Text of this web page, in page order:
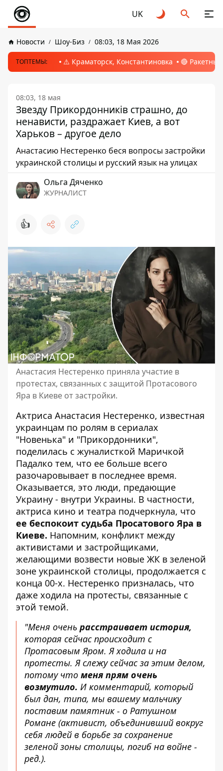
UK
Новости Шоу-Биз 08:03, 18 Мая 2026
ТОПТЕМЫ: ⚠️ Краматорск, Константиновка 🔴
08:03, 18 мая
Звезду Прикордонників страшно, до
ненависти, раздражает Киев, а вот
Харьков – другое дело
Анастасию Нестеренко беся вопросы застройки
украинской столицы и русский язык на улицах
Ольга Дяченко
ЖУРНАЛИСТ
👍
Анастасия Нестеренко приняла участие в
протестах, связанных с защитой Протасового
Яра в Киеве от застройки.
Актриса Анастасия Нестеренко, известная
украинцам по ролям в сериалах
"Новенька" и "Прикордонники",
поделилась с жуналисткой Маричкой
Падалко тем, что ее больше всего
разочаровывает в последнее время.
Оказывается, это люди, предающие
Украину - внутри Украины. В частности,
актриса кино и театра подчеркнула, что
ее беспокоит судьба Просатового Яра в
Киеве. Напомним, конфликт между
активистами и застройщиками,
желающими возвести новые ЖК в зеленой
зоне украинской столицы, продолжается с
конца 00-х. Нестеренко призналась, что
даже ходила на протесты, связанные с
этой темой.
"Меня очень расстраивает история,
которая сейчас происходит с
Протасовым Яром. Я ходила и на
протесты. Я слежу сейчас за этим делом,
потому что меня прям очень
возмутило. И комментарий, который
был дан, типа, мы вашему мальчику
поставим памятник - о Ратушном
Романе (активист, объединивший вокруг
себя людей в борьбе за сохранение
зеленой зоны столицы, погиб на войне -
ред.).